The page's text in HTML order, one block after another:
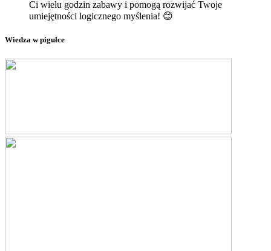
Ci wielu godzin zabawy i pomogą rozwijać Twoje
umiejętności logicznego myślenia! 😊
Wiedza w pigułce